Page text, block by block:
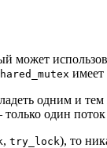
может
имеет
одним и
один
, try_lock), то